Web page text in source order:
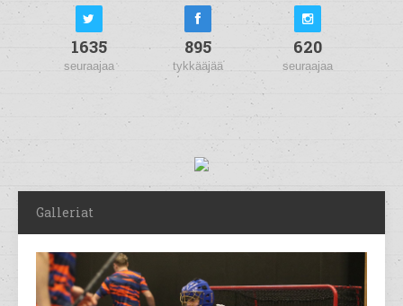
1635
seuraajaa
895
tykkääjää
620
seuraajaa
Galleriat